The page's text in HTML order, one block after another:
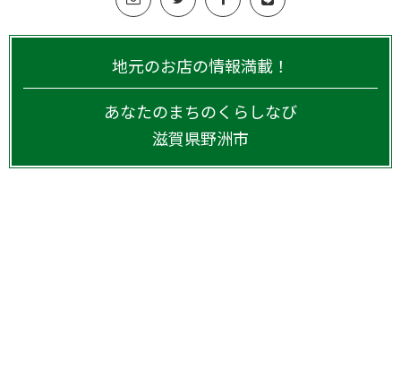
地元のお店の情報満載！
あなたのまちのくらしなび
滋賀県野洲市